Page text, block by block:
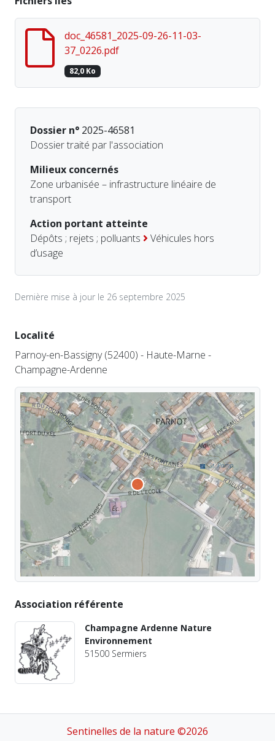
doc_46581_2025-09-26-11-03-
37_0226.pdf
82,0 Ko
Dossier n° 2025-46581
Dossier traité par l'association
Milieux concernés
Zone urbanisée – infrastructure linéaire de
transport
Action portant atteinte
Dépôts ; rejets ; polluants
Véhicules hors
d’usage
Dernière mise à jour le 26 septembre 2025
Localité
Parnoy-en-Bassigny (52400) - Haute-Marne -
Champagne-Ardenne
Association référente
Champagne Ardenne Nature
Environnement
51500 Sermiers
Sentinelles de la nature ©2026